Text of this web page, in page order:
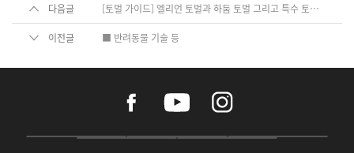
다음글 [토벌 가이드] 엘리언 토벌과 하둠 토벌 그리고 특수 토벌에 관한 모든 것
이전글 ■ 반려동물 기술 등
a
e
o
t
i
n
s
t
P
A
G
G
O